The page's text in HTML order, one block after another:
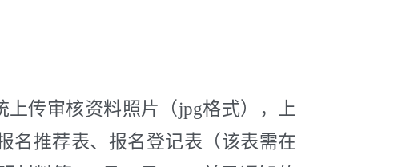
上传审核资料照片（jpg格式），上
名推荐表、报名登记表（该表需在